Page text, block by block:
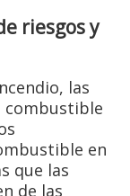
riesgos y
las
combustible
en
que las
de las